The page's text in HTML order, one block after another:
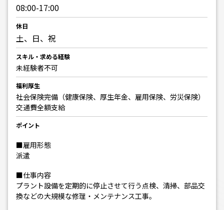
08:00-17:00
休日
土、日、祝
スキル・求める経験
未経験者不可
福利厚生
社会保険完備（健康保険、厚生年金、雇用保険、労災保険）
交通費全額支給
ポイント
■雇用形態
派遣
■仕事内容
プラント設備を定期的に停止させて行う点検、清掃、部品交
換などの大規模な修理・メンテナンス工事。